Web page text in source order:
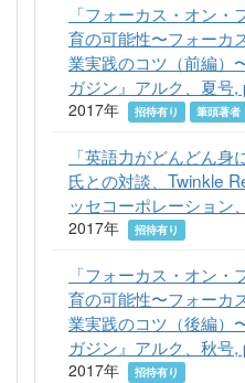
「フォーカス・オン
育の可能性〜フォーカ
業実践のコツ（前編）
ガジン』アルク、夏号
2017年 招待有り 筆頭著者
「英語力がどんどん
氏との対談、Twinkle
ッセコーポレーション
2017年 招待有り
「フォーカス・オン
育の可能性〜フォーカ
業実践のコツ（後編）
ガジン』アルク、秋号
2017年 招待有り